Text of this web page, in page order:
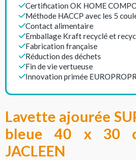
Certification OK HOME
Méthode HACCP avec les 5
Contact alimentaire
Emballage Kraft recyclé et
Fabrication française
Réduction des déchets
Fin de vie vertueuse
Innovation primée
Lavette ajourée
bleue 40 x 30
JACLEEN